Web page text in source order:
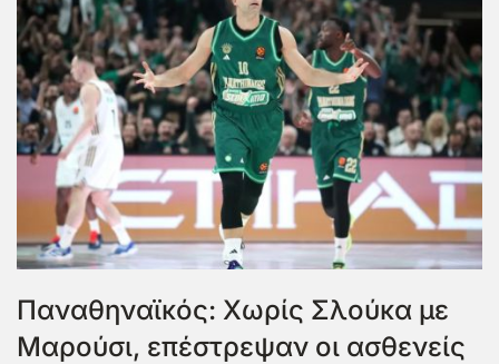
Παναθηναϊκός: Χωρίς Σλούκα με
Μαρούσι, επέστρεψαν οι ασθενείς